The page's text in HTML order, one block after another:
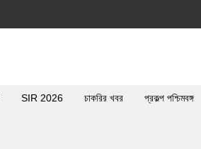
SIR 2026 চাকরির খবর প্রকল্প পশ্চিমবঙ্গ